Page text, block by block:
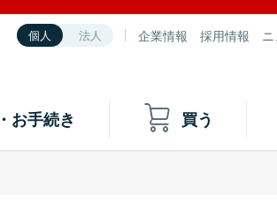
個人 法人 企業情報 採用情報
お手続き 買う